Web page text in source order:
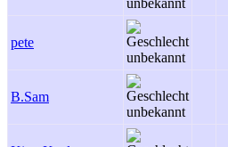
pete
B.Sam